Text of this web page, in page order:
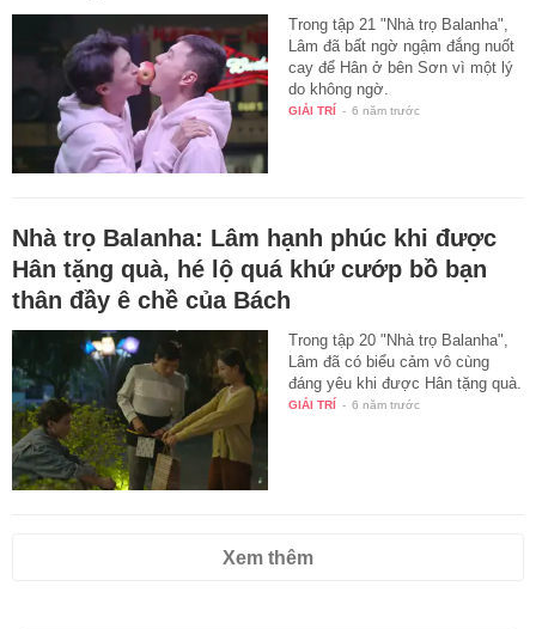
Trong tập 21 "Nhà trọ Balanha",
Lâm đã bất ngờ ngậm đắng nuốt
cay để Hân ở bên Sơn vì một lý
do không ngờ.
GIẢI TRÍ - 6 năm trước
Nhà trọ Balanha: Lâm hạnh phúc khi được
Hân tặng quà, hé lộ quá khứ cướp bồ bạn
thân đầy ê chề của Bách
Trong tập 20 "Nhà trọ Balanha",
Lâm đã có biểu cảm vô cùng
đáng yêu khi được Hân tặng quà.
GIẢI TRÍ - 6 năm trước
Xem thêm